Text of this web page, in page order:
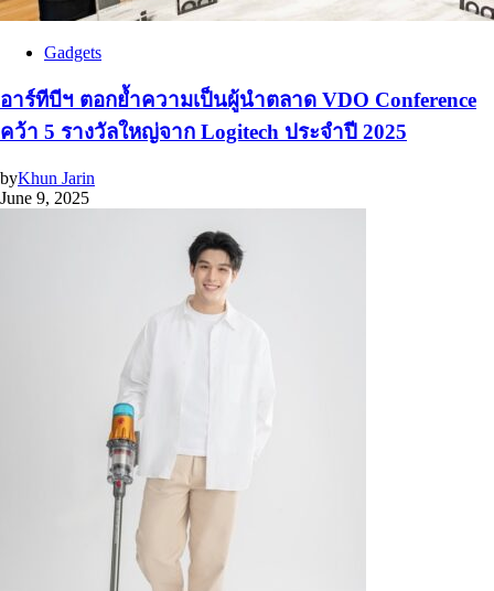
Gadgets
อาร์ทีบีฯ ตอกย้ำความเป็นผู้นำตลาด VDO Conference
คว้า 5 รางวัลใหญ่จาก Logitech ประจำปี 2025
byKhun Jarin
June 9, 2025